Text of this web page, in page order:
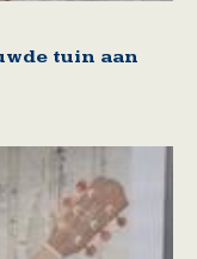
tuin aan